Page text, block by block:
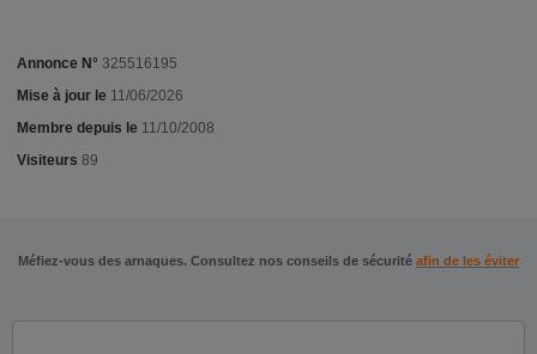
Annonce N° 325516195
Mise à jour le 11/06/2026
Membre depuis le 11/10/2008
Visiteurs 89
Méfiez-vous des arnaques. Consultez nos conseils de sécurité afin de les éviter